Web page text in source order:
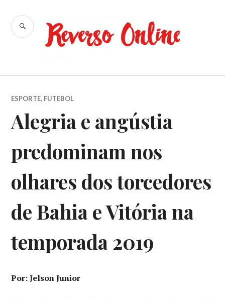
para
conteúdo
Reverso
BUSCA
ESPORTE, FUTEBOL
Alegria e angústia
predominam nos
olhares dos torcedores
de Bahia e Vitória na
temporada 2019
Por: Jelson Junior